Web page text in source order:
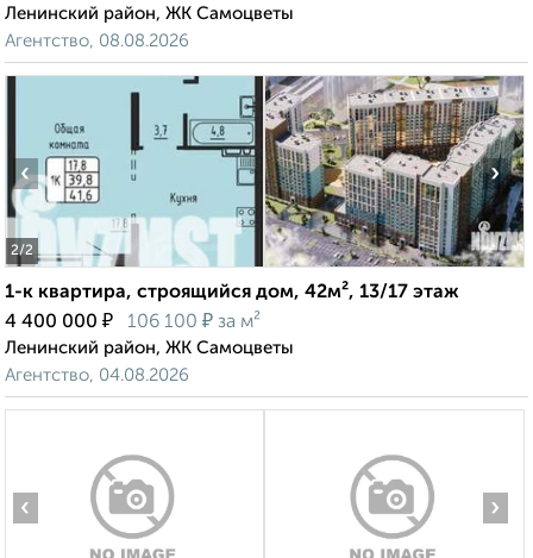
Ленинский район, ЖК Самоцветы
Агентство, 08.08.2026
2/2
‹ ›
1-к квартира, строящийся дом, 42м², 13/17 этаж
4 400 000 ₽ 106 100 ₽ за м²
Ленинский район, ЖК Самоцветы
Агентство, 04.08.2026
‹ ›